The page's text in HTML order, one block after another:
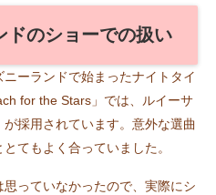
ドのショーでの扱い
ーランドで始まったナイトタイ
for the Stars」では、ルイーサ
採用されています。意外な選曲
てもよく合っていました。
っていなかったので、実際にシ